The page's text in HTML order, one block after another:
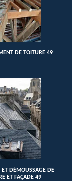
DE TOITURE 49
ET DÉMOUSSAGE DE
ET FAÇADE 49